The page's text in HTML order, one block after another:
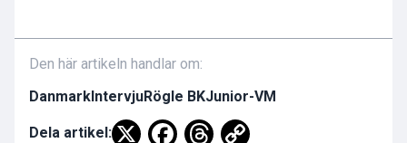
Den här artikeln handlar om:
Danmark IntervjuRögle BKJunior-VM
Dela artikel: